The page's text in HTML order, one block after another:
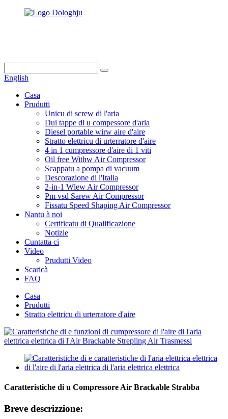
English
Casa
Prudutti
Unicu di screw di l'aria
Dui tappe di u compessore d'aria
Diesel portable wirw aire d'aire
Stratto elettricu di urterratore d'aire
4 in 1 cumpressore d'aire di 1 viti
Oil free Withw Air Compressor
Scappatu a pompa di vacuum
Descorazione di l'Italia
2-in-1 Wlew Air Compressor
Pm vsd Sarew Air Compressor
Fissatu Speed ​​Shaping Air Compressor
Nantu à noi
Certificatu di Qualificazione
Notizie
Cuntatta ci
Video
Prudutti Video
Scaricà
FAQ
Casa
Prudutti
Stratto elettricu di urterratore d'aire
Caratteristiche di u Compressore Air Brackable Strabba
Breve descrizzione: